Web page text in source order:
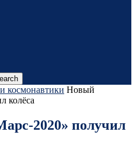
космонавтики Новый
колёса
2020» получил